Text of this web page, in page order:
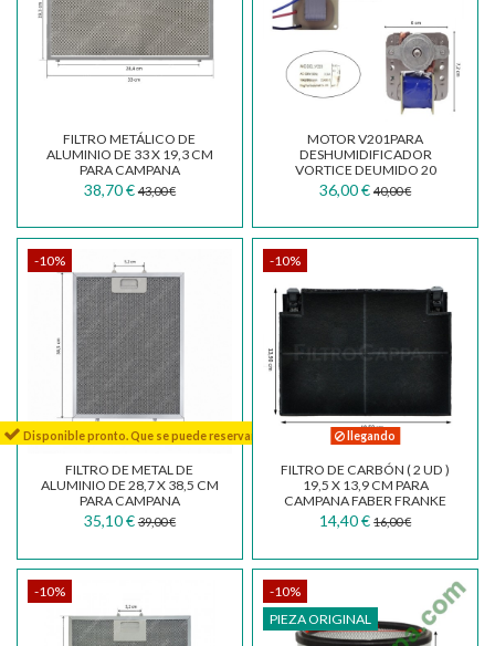
FILTRO METÁLICO DE
ALUMINIO DE 33 X 19,3 CM
PARA CAMPANA
EXTRACTORA TECNOWIND
SPK3772
38,70 € 43,00 €
MOTOR V201PARA
DESHUMIDIFICADOR
VORTICE DEUMIDO 20
1.515.000.132
36,00 € 40,00 €
-10%
Disponible pronto. Que se puede reservar
FILTRO DE METAL DE
ALUMINIO DE 28,7 X 38,5 CM
PARA CAMPANA
EXTRACTORA TECNOWIND
N3 FCA0026
35,10 € 39,00 €
-10%
llegando
FILTRO DE CARBÓN ( 2 UD )
19,5 X 13,9 CM PARA
CAMPANA FABER FRANKE
BEST SMEG BARRIVIERA
14,40 € 16,00 €
-10%
-10%
PIEZA ORIGINAL